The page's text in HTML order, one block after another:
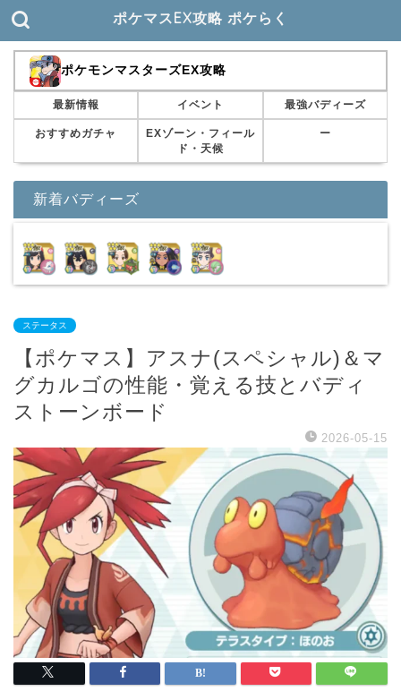
ポケマスEX攻略 ポケらく
ポケモンマスターズEX攻略
最新情報 イベント 最強バディーズ
おすすめガチャ
EXゾーン・フィール
ド・天候
ー
新着バディーズ
ステータス
【ポケマス】アスナ(スペシャル)＆マ
グカルゴの性能・覚える技とバディ
ストーンボード
2026-05-15